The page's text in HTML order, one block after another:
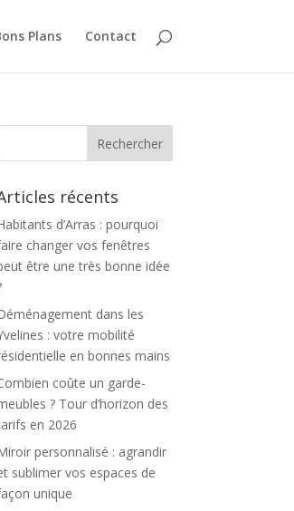
Plans Contact
récents
d’Arras : pourquoi
changer vos fenêtres
être une très bonne idée
dans les
: votre mobilité
en bonnes mains
coûte un garde-
? Tour d’horizon des
en 2026
personnalisé : agrandir
sublimer vos espaces de
unique